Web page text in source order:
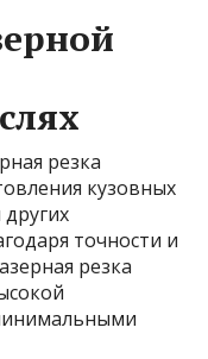
резка
кузовных
точности и
резка